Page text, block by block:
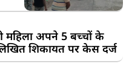
महिला अपने 5 बच्चों के
शिकायत पर केस दर्ज